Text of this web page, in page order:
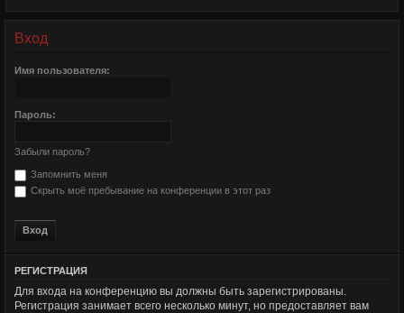
Вход
Имя пользователя:
Пароль:
Забыли пароль?
Запомнить меня
Скрыть моё пребывание на конференции в этот раз
РЕГИСТРАЦИЯ
Для входа на конференцию вы должны быть зарегистрированы.
Регистрация занимает всего несколько минут, но предоставляет вам